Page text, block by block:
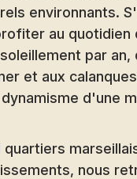
environnants.
au quotidien
par an,
et aux
d'une
quartiers
nous